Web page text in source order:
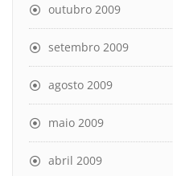
outubro 2009
setembro 2009
agosto 2009
maio 2009
abril 2009